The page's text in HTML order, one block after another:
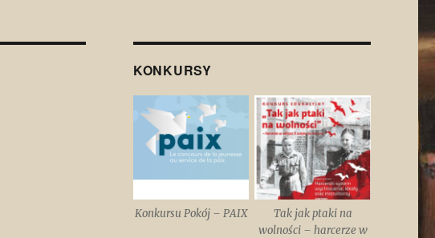
KONKURSY
Konkursu Pokój – PAIX
Tak jak ptaki na
wolności – harcerze w